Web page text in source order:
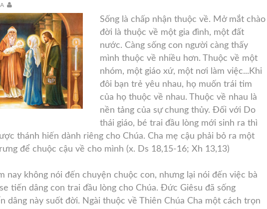
Sống là chấp nhận thuộc về. Mở mắt chào
đời là thuộc về một gia đình, một đất
nước. Càng sống con người càng thấy
mình thuộc về nhiều hơn. Thuộc về một
nhóm, một giáo xứ, một nơi làm việc...Khi
đôi bạn trẻ yêu nhau, họ muốn trái tim
của họ thuộc về nhau. Thuộc về nhau là
nền tảng của sự chung thủy. Đối với Do
thái giáo, bé trai đầu lòng mới sinh ra thì
thánh hiến dành riêng cho Chúa. Cha mẹ cậu phải bỏ ra một
để chuộc cậu về cho mình (x. Ds 18,15-16; Xh 13,13)
nay không nói đến chuyện chuộc con, nhưng lại nói đến việc bà
tiến dâng con trai đầu lòng cho Chúa. Đức Giêsu đã sống
dâng này suốt đời. Ngài thuộc về Thiên Chúa Cha một cách trọn